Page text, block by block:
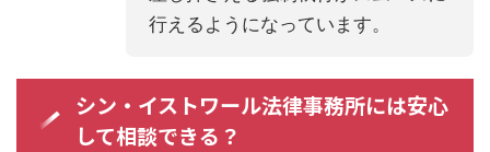
行えるようになっています。
シン・イストワール法律事務所には安心
して相談できる？